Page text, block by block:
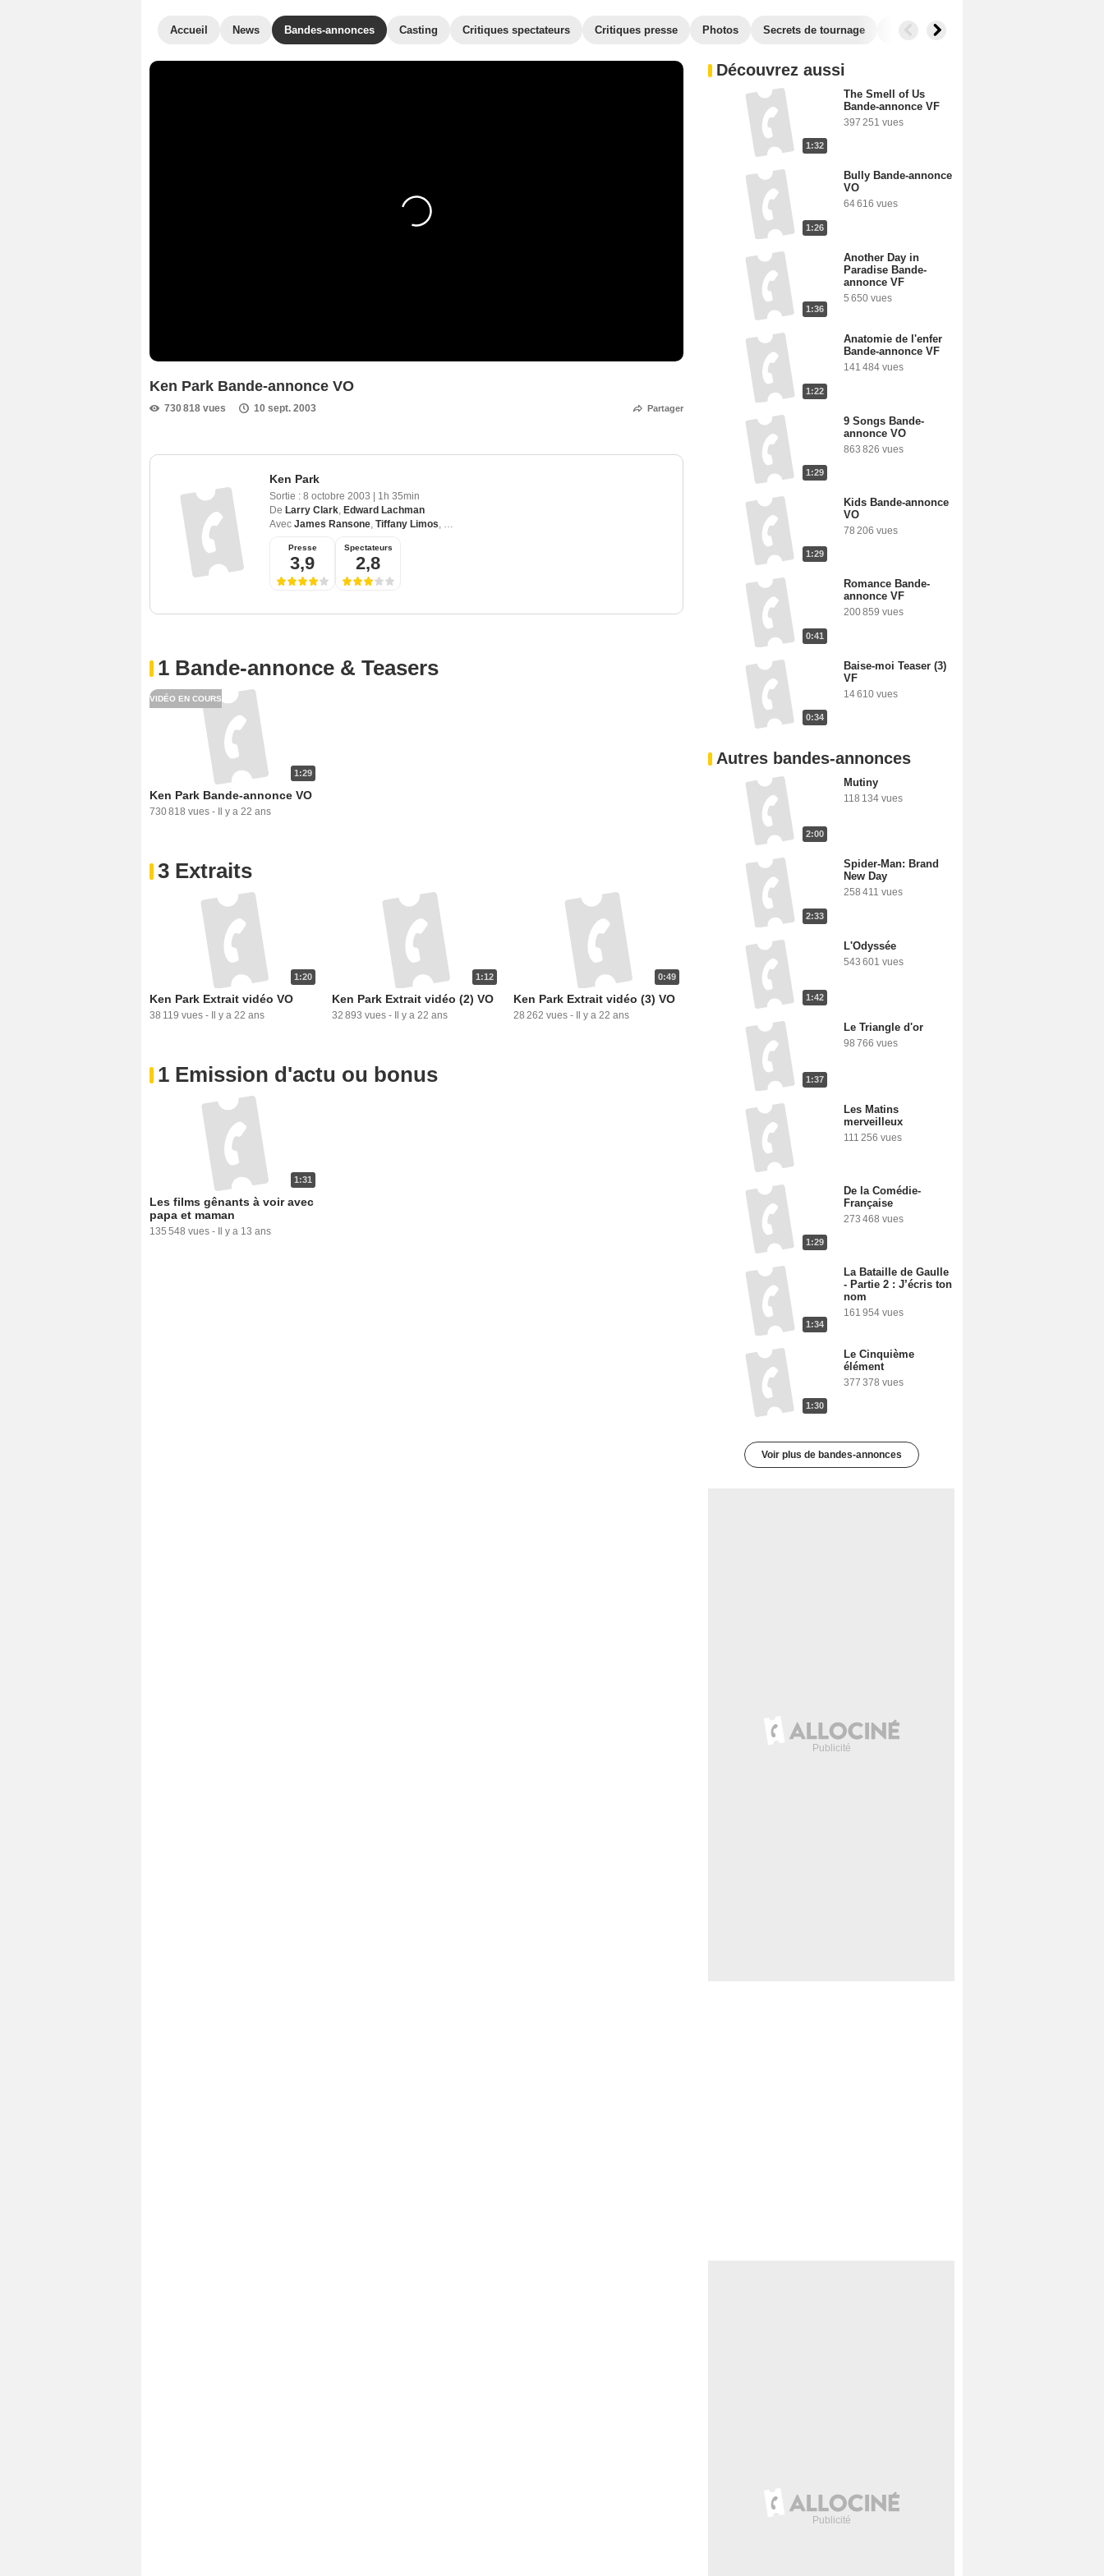
Accueil News Bandes-annonces Casting Critiques spectateurs Critiques presse Photos Secrets de tournage Films similaires
Ken Park Bande-annonce VO
730 818 vues 10 sept. 2003 Partager
Ken Park
Sortie : 8 octobre 2003
1h 35min
De Larry Clark, Edward Lachman
Avec James Ransone, Tiffany Limos, Stephen Jasso
Presse
3,9
Spectateurs
2,8
1 Bande-annonce & Teasers
1:29
VIDÉO EN COURS
Ken Park Bande-annonce VO
730 818 vues - Il y a 22 ans
3 Extraits
1:20
Ken Park Extrait vidéo VO
38 119 vues - Il y a 22 ans
1:12
Ken Park Extrait vidéo (2) VO
32 893 vues - Il y a 22 ans
0:49
Ken Park Extrait vidéo (3) VO
28 262 vues - Il y a 22 ans
1 Emission d'actu ou bonus
1:31
Les films gênants à voir avec
papa et maman
135 548 vues - Il y a 13 ans
Découvrez aussi
1:32
The Smell of Us
Bande-annonce VF
397 251 vues
1:26
Bully Bande-annonce
VO
64 616 vues
1:36
Another Day in
Paradise Bande-
annonce VF
5 650 vues
1:22
Anatomie de l'enfer
Bande-annonce VF
141 484 vues
1:29
9 Songs Bande-
annonce VO
863 826 vues
1:29
Kids Bande-annonce
VO
78 206 vues
0:41
Romance Bande-
annonce VF
200 859 vues
0:34
Baise-moi Teaser (3)
VF
14 610 vues
Autres bandes-annonces
2:00
Mutiny
118 134 vues
2:33
Spider-Man: Brand
New Day
258 411 vues
1:42
L'Odyssée
543 601 vues
1:37
Le Triangle d'or
98 766 vues
Les Matins
merveilleux
111 256 vues
1:29
De la Comédie-
Française
273 468 vues
1:34
La Bataille de Gaulle
- Partie 2 : J’écris ton
nom
161 954 vues
1:30
Le Cinquième
élément
377 378 vues
Voir plus de bandes-annonces